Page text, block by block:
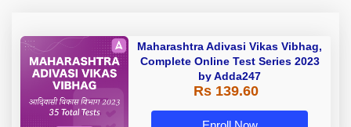
Maharashtra Adivasi Vikas Vibhag,
Complete Online Test Series 2023
by Adda247
Rs 139.60